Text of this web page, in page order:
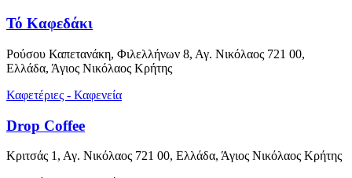
Τό Καφεδάκι
Ρούσου Καπετανάκη, Φιλελλήνων 8, Αγ. Νικόλαος 721 00,
Ελλάδα, Άγιος Νικόλαος Κρήτης
Καφετέριες - Καφενεία
Drop Coffee
Κριτσάς 1, Αγ. Νικόλαος 721 00, Ελλάδα, Άγιος Νικόλαος Κρήτης